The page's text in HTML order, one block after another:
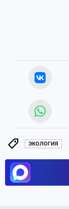
ЭКОЛОГИЯ